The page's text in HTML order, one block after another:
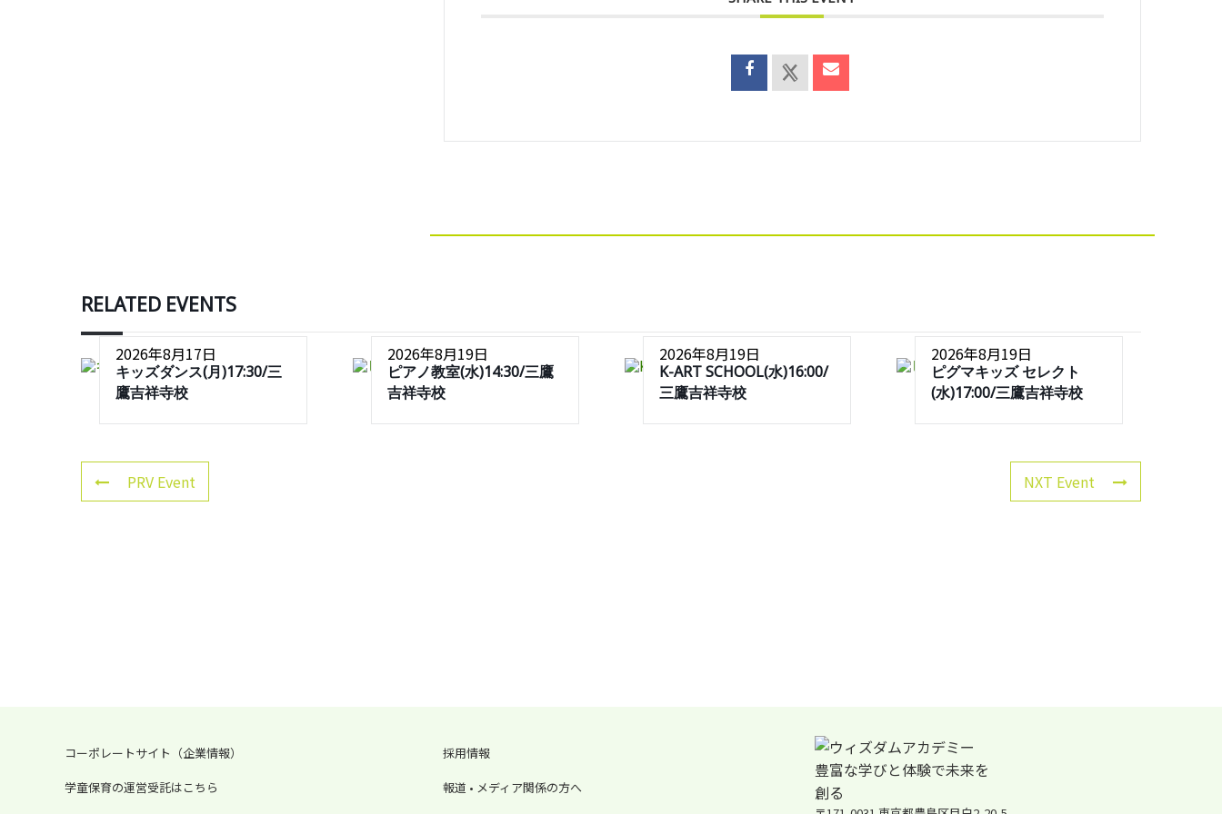
RELATED EVENTS
2026年8月17日
キッズダンス(月)17:30/三
鷹吉祥寺校
2026年8月19日
ピアノ教室(水)14:30/三鷹
吉祥寺校
2026年8月19日
K-ART SCHOOL(水)16:00/
三鷹吉祥寺校
2026年8月19日
ピグマキッズ セレクト
(水)17:00/三鷹吉祥寺校
PRV Event NXT Event
コーポレートサイト（企業情報）
学童保育の運営受託はこちら
採用情報
報道 • メディア関係の方へ